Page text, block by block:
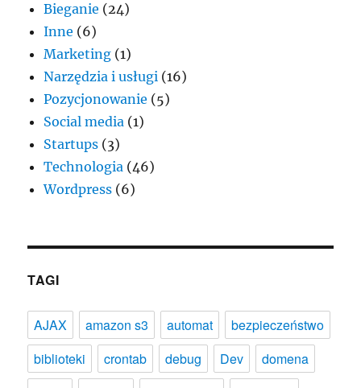
Bieganie (24)
Inne (6)
Marketing (1)
Narzędzia i usługi (16)
Pozycjonowanie (5)
Social media (1)
Startups (3)
Technologia (46)
Wordpress (6)
TAGI
AJAX amazon s3 automat
bezpieczeństwo
biblioteki
crontab debug Dev
domena